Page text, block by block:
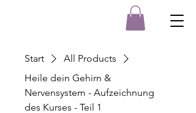
Start
All Products
Heile dein Gehirn &
Nervensystem - Aufzeichnung
des Kurses - Teil 1